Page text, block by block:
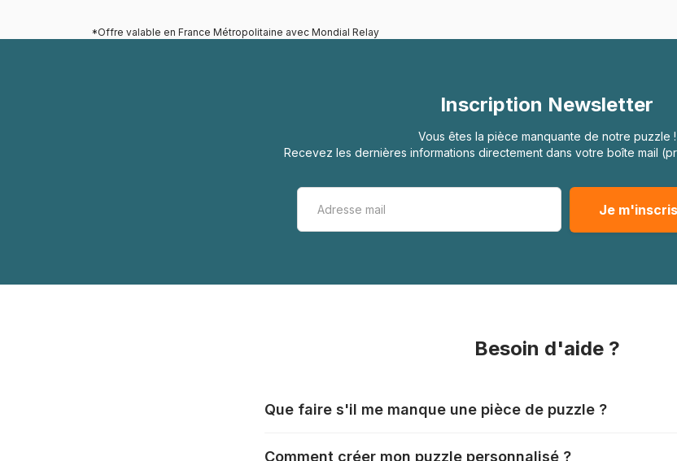
*Offre valable en France Métropolitaine avec Mondial Relay
Inscription Newsletter
Vous êtes la pièce manquante de notre puzzle !
Recevez les dernières informations directement dans votre boîte mail
Besoin d'aide ?
Que faire s'il me manque une pièce de puzzle ?
Comment créer mon puzzle personnalisé ?